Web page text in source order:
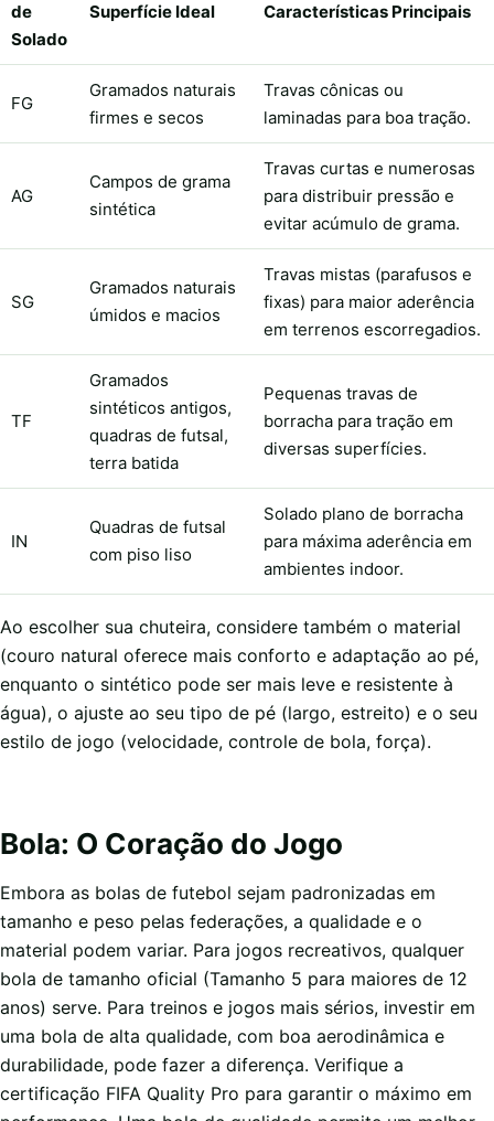
de
Solado
Superfície Ideal Características Principais
FG
Gramados naturais
firmes e secos
Travas cônicas ou
laminadas para boa tração.
AG
Campos de grama
sintética
Travas curtas e numerosas
para distribuir pressão e
evitar acúmulo de grama.
SG
Gramados naturais
úmidos e macios
Travas mistas (parafusos e
fixas) para maior aderência
em terrenos escorregadios.
TF
Gramados
sintéticos antigos,
quadras de futsal,
terra batida
Pequenas travas de
borracha para tração em
diversas superfícies.
IN
Quadras de futsal
com piso liso
Solado plano de borracha
para máxima aderência em
ambientes indoor.
Ao escolher sua chuteira, considere também o material
(couro natural oferece mais conforto e adaptação ao pé,
enquanto o sintético pode ser mais leve e resistente à
água), o ajuste ao seu tipo de pé (largo, estreito) e o seu
estilo de jogo (velocidade, controle de bola, força).
Bola: O Coração do Jogo
Embora as bolas de futebol sejam padronizadas em
tamanho e peso pelas federações, a qualidade e o
material podem variar. Para jogos recreativos, qualquer
bola de tamanho oficial (Tamanho 5 para maiores de 12
anos) serve. Para treinos e jogos mais sérios, investir em
uma bola de alta qualidade, com boa aerodinâmica e
durabilidade, pode fazer a diferença. Verifique a
certificação FIFA Quality Pro para garantir o máximo em